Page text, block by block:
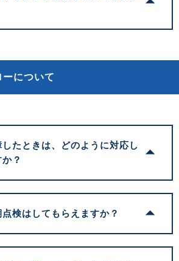
について
したときは、どのように対応し
？
検はしてもらえますか？